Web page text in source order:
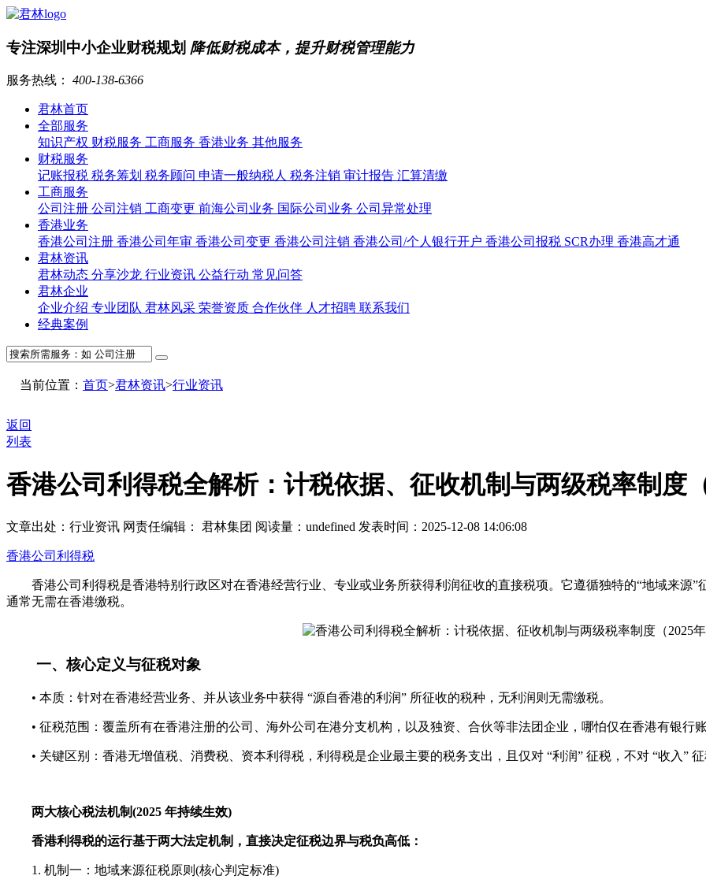
专注深圳中小企业财税规划 降低财税成本，提升财税管理能力
服务热线： 400-138-6366
君林首页
全部服务
知识产权 财税服务 工商服务 香港业务 其他服务
财税服务
记账报税 税务筹划 税务顾问 申请一般纳税人 税务注销 审计报告 汇算清缴
工商服务
公司注册 公司注销 工商变更 前海公司业务 国际公司业务 公司异常处理
香港业务
香港公司注册 香港公司年审 香港公司变更 香港公司注销 香港公司/个人银行开户 香港公司报税 SCR办理 香港高才通
君林资讯
君林动态 分享沙龙 行业资讯 公益行动 常见问答
君林企业
企业介绍 专业团队 君林风采 荣誉资质 合作伙伴 人才招聘 联系我们
经典案例
当前位置： 首页>君林资讯>行业资讯
返回
列表
香港公司利得税全解析：计税依据、征收机制与两级税率制度（
文章出处：行业资讯 网责任编辑： 君林集团 阅读量： undefined 发表时间：2025-12-08 14:06:08
香港公司利得税
香港公司利得税是香港特别行政区对在香港经营行业、专业或业务所获得利润征收的直接税项。它遵循独特的“地域来源”
通常无需在香港缴税。
一、核心定义与征税对象
• 本质：针对在香港经营业务、并从该业务中获得 “源自香港的利润” 所征收的税种，无利润则无需缴税。
• 征税范围：覆盖所有在香港注册的公司、海外公司在港分支机构，以及独资、合伙等非法团企业，哪怕仅在香港有银行
• 关键区别：香港无增值税、消费税、资本利得税，利得税是企业最主要的税务支出，且仅对 “利润” 征税，不对 “收入” 征
两大核心税法机制(2025 年持续生效)
香港利得税的运行基于两大法定机制，直接决定征税边界与税负高低：
1. 机制一：地域来源征税原则(核心判定标准)